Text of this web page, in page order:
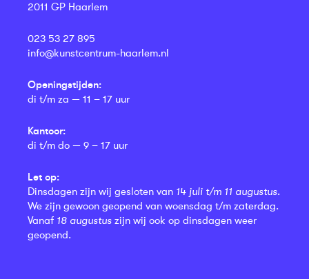
2011 GP Haarlem
023 53 27 895
info@kunstcentrum-haarlem.nl
Openingstijden:
di t/m za — 11 – 17 uur
Kantoor:
di t/m do — 9 – 17 uur
Let op:
Dinsdagen zijn wij gesloten van 14 juli t/m 11 augustus.
We zijn gewoon geopend van woensdag t/m zaterdag.
Vanaf 18 augustus zijn wij ook op dinsdagen weer
geopend.